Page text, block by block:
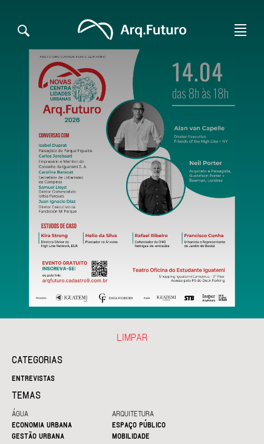
CATEGORIAS
ENTREVISTAS
TEMAS
ÁGUA
ARQUITETURA
ECONOMIA URBANA
ESPAÇO PÚBLICO
GESTÃO URBANA
MOBILIDADE
LIMPAR